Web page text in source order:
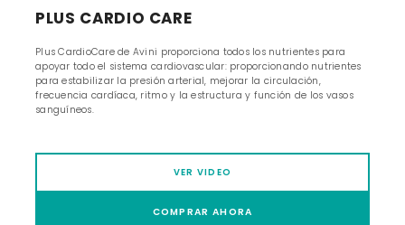
PLUS CARDIO CARE
Plus CardioCare de Avini proporciona todos los nutrientes para
apoyar todo el sistema cardiovascular: proporcionando nutrientes
para estabilizar la presión arterial, mejorar la circulación,
frecuencia cardíaca, ritmo y la estructura y función de los vasos
sanguíneos.
VER VIDEO
COMPRAR AHORA